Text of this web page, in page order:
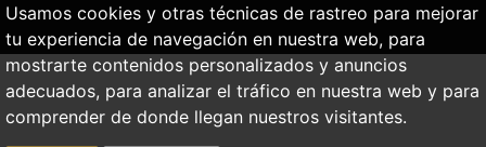
Usamos cookies y otras técnicas de rastreo para mejorar
tu experiencia de navegación en nuestra web, para
mostrarte contenidos personalizados y anuncios
adecuados, para analizar el tráfico en nuestra web y para
comprender de donde llegan nuestros visitantes.